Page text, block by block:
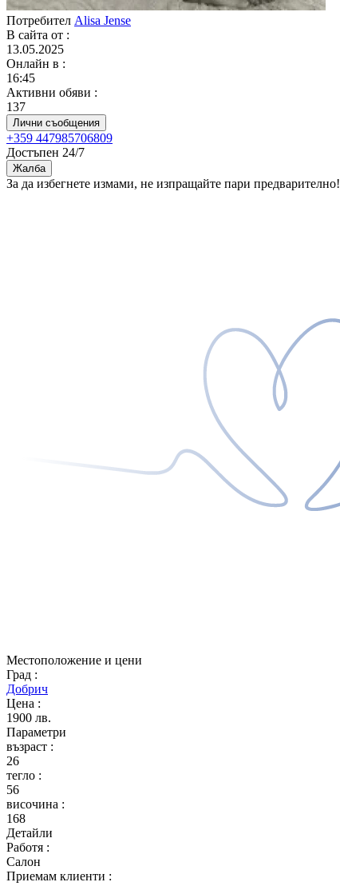
Потребител Alisa Jense
В сайта от :
13.05.2025
Онлайн в :
16:45
Активни обяви :
137
Лични съобщения
+359 447985706809
Достъпен 24/7
Жалба
За да избегнете измами, не изпращайте пари предварително!
Местоположение и цени
Град :
Добрич
Цена :
1900 лв.
Параметри
възраст :
26
тегло :
56
височина :
168
Детайли
Работя :
Салон
Приемам клиенти :